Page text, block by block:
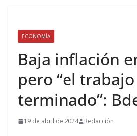
ECONOMÍA
Baja inflación
pero “el
terminado”:
19 de abril de 2024 Redacción